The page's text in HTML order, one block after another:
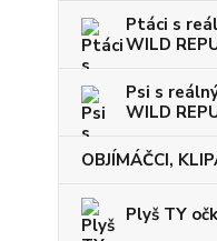
Ptáci s
WILD
Psi s
WILD
OBJÍMÁČCI,
Plyš TY